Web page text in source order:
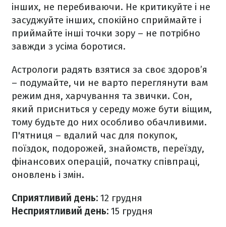
інших, не перебиваючи. Не критикуйте і не
засуджуйте інших, спокійно сприймайте і
приймайте інші точки зору – не потрібно
завжди з усіма боротися.
Астрологи радять взятися за своє здоров’я
– подумайте, чи не варто переглянути вам
режим дня, харчування та звички. Сон,
який присниться у середу може бути віщим,
тому будьте до них особливо обачливими.
П'ятниця – вдалий час для покупок,
поїздок, подорожей, знайомств, переїзду,
фінансових операцій, початку співпраці,
оновлень і змін.
Сприятливий день: 12 грудня
Несприятливий день: 15 грудня